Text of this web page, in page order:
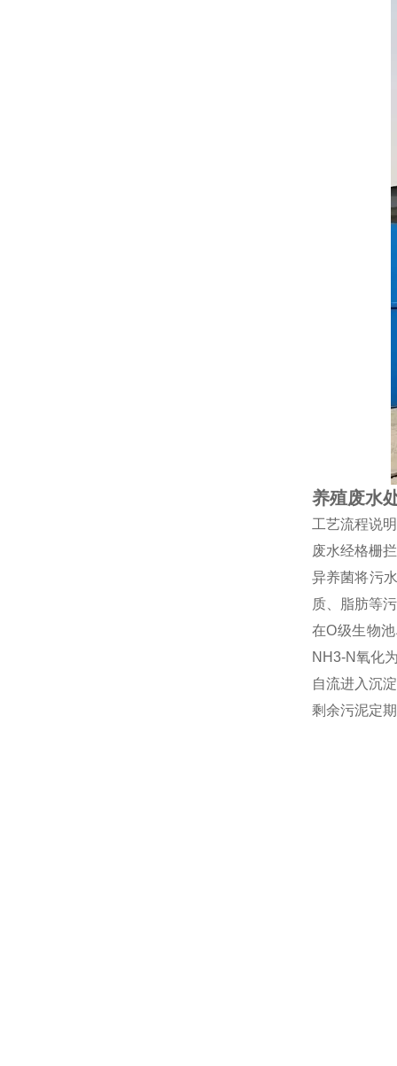
养殖废水
工艺流程说
废水经格栅
异养菌将污
质、脂肪等
在O级生物
NH3-N氧化
自流进入沉
剩余污泥定